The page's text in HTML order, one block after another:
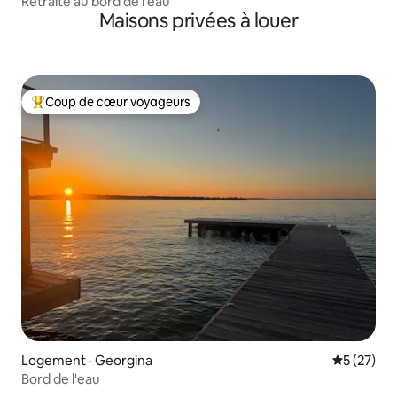
Maisons privées à louer
Coup de cœur voyageurs parmi les plus aimés
Coup de cœur voyageurs
Logement · Georgina Note
5 (27)
Bord de l'eau